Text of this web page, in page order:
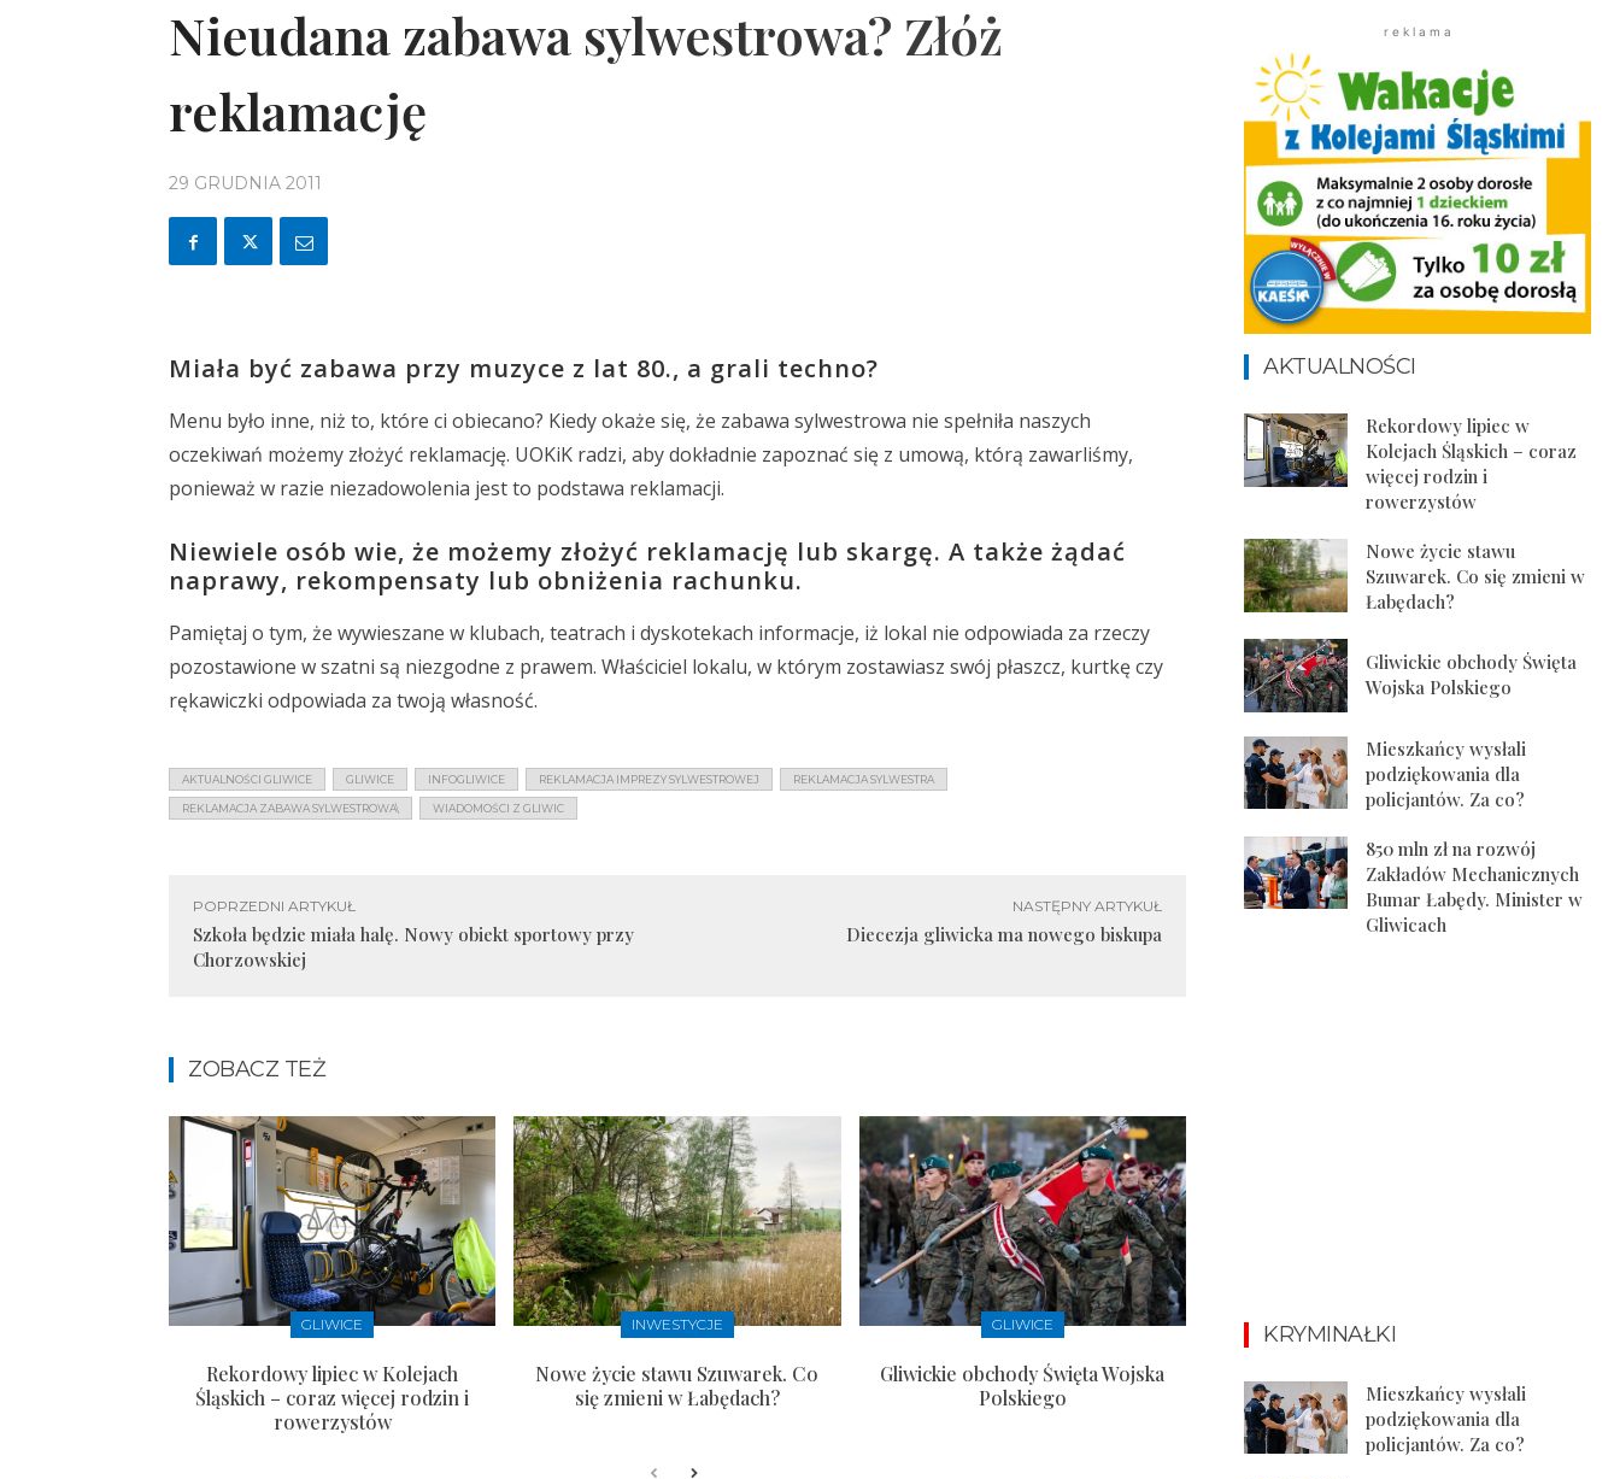
Nieudana zabawa sylwestrowa? Złóż
reklamację
29 GRUDNIA 2011
Miała być zabawa przy muzyce z lat 80., a grali techno?
Menu było inne, niż to, które ci obiecano? Kiedy okaże się, że zabawa sylwestrowa nie spełniła naszych
oczekiwań możemy złożyć reklamację. UOKiK radzi, aby dokładnie zapoznać się z umową, którą zawarliśmy,
ponieważ w razie niezadowolenia jest to podstawa reklamacji.
Niewiele osób wie, że możemy złożyć reklamację lub skargę. A także żądać
naprawy, rekompensaty lub obniżenia rachunku.
Pamiętaj o tym, że wywieszane w klubach, teatrach i dyskotekach informacje, iż lokal nie odpowiada za rzeczy
pozostawione w szatni są niezgodne z prawem. Właściciel lokalu, w którym zostawiasz swój płaszcz, kurtkę czy
rękawiczki odpowiada za twoją własność.
AKTUALNOŚCI GLIWICE GLIWICE INFOGLIWICE REKLAMACJA IMPREZY SYLWESTROWEJ REKLAMACJA SYLWESTRA
REKLAMACJA ZABAWA SYLWESTROWA\ WIADOMOŚCI Z GLIWIC
POPRZEDNI ARTYKUŁ
Szkoła będzie miała halę. Nowy obiekt sportowy przy
Chorzowskiej
NASTĘPNY ARTYKUŁ
Diecezja gliwicka ma nowego biskupa
ZOBACZ TEŻ
GLIWICE
Rekordowy lipiec w Kolejach
Śląskich – coraz więcej rodzin i
rowerzystów
INWESTYCJE
Nowe życie stawu Szuwarek. Co
się zmieni w Łabędach?
GLIWICE
Gliwickie obchody Święta Wojska
Polskiego
r e k l a m a
AKTUALNOŚCI
Rekordowy lipiec w
Kolejach Śląskich – coraz
więcej rodzin i
rowerzystów
Nowe życie stawu
Szuwarek. Co się zmieni w
Łabędach?
Gliwickie obchody Święta
Wojska Polskiego
Mieszkańcy wysłali
podziękowania dla
policjantów. Za co?
850 mln zł na rozwój
Zakładów Mechanicznych
Bumar Łabędy. Minister w
Gliwicach
KRYMINAŁKI
Mieszkańcy wysłali
podziękowania dla
policjantów. Za co?